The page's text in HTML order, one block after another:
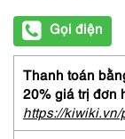
Gọi điện
Thanh toán
20% giá trị đơn
https://